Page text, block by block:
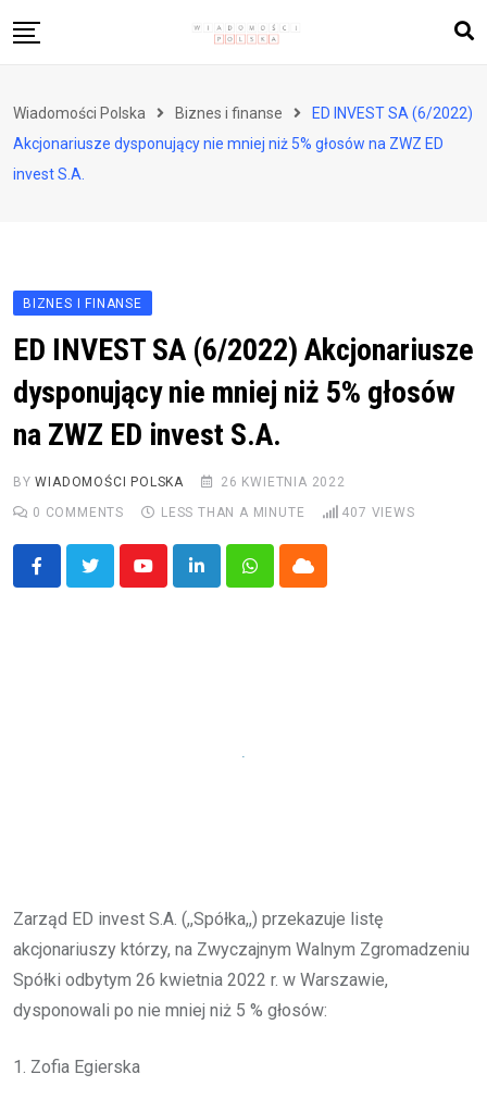
to
Zdrowie i styl życia
Polityka i społeczeństwo
Wiadomości Polska Biznes i finanse
ED INVEST SA (6/2022)
Akcjonariusze dysponujący nie mniej niż 5% głosów na ZWZ ED
invest S.A.
BIZNES I FINANSE
ED INVEST SA (6/2022) Akcjonariusze
dysponujący nie mniej niż 5% głosów
na ZWZ ED invest S.A.
BYWIADOMOŚCI POLSKA
26 KWIETNIA 2022
0 COMMENTS LESS THAN A MINUTE 407 VIEWS
YoutubeLinkedInWhatsappCloud
Zarząd ED invest S.A. (,,Spółka,,) przekazuje listę
akcjonariuszy którzy, na Zwyczajnym Walnym Zgromadzeniu
Spółki odbytym 26 kwietnia 2022 r. w Warszawie,
dysponowali po nie mniej niż 5 % głosów:
1. Zofia Egierska